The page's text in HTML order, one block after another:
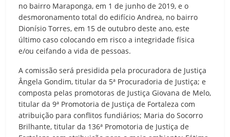
no bairro Maraponga, em 1 de junho de 2019, e o
desmoronamento total do edifício Andrea, no bairro
Dionísio Torres, em 15 de outubro deste ano, este
último caso colocando em risco a integridade física
e/ou ceifando a vida de pessoas.
A comissão será presidida pela procuradora de Justiça
Ângela Gondim, titular da 5ª Procuradoria de Justiça; e
composta pelas promotoras de Justiça Giovana de Melo,
titular da 9ª Promotoria de Justiça de Fortaleza com
atribuição para conflitos fundiários; Maria do Socorro
Brilhante, titular da 136ª Promotoria de Justiça de